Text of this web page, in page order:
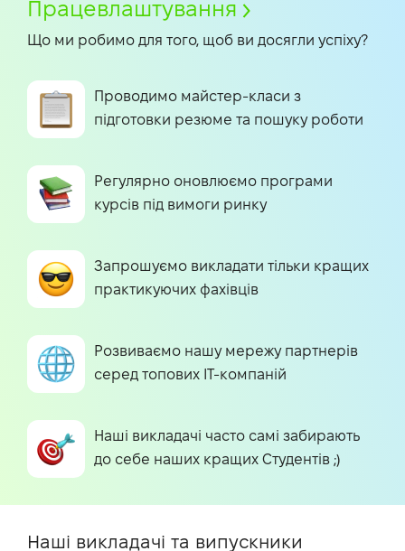
Працевлаштування
Що ми робимо для того, щоб ви досягли успіху?
Проводимо майстер-класи з
підготовки резюме та пошуку роботи
Регулярно оновлюємо програми
курсів під вимоги ринку
Запрошуємо викладати тільки кращих
практикуючих фахівців
Розвиваємо нашу мережу партнерів
серед топових IT-компаній
Наші викладачі часто самі забирають
до себе наших кращих Студентів ;)
Наші викладачі та випускники